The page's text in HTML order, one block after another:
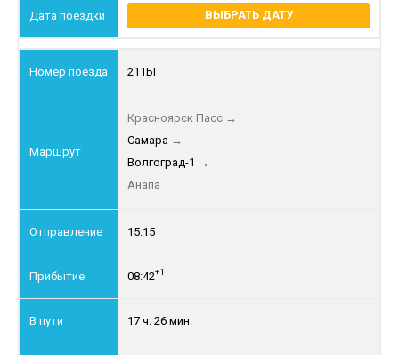
ВЫБРАТЬ ДАТУ
211Ы
Красноярск Пасс →
Самара →
Волгоград-1 →
Анапа
15:15
08:42+1
17 ч. 26 мин.